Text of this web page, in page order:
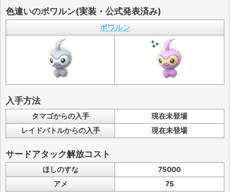
色違いのポワルン(実装・公式発表済み)
ポワルン
入手方法
タマゴからの入手
現在未登場
レイドバトルからの入手
現在未登場
サードアタック解放コスト
ほしのすな
75000
アメ
75